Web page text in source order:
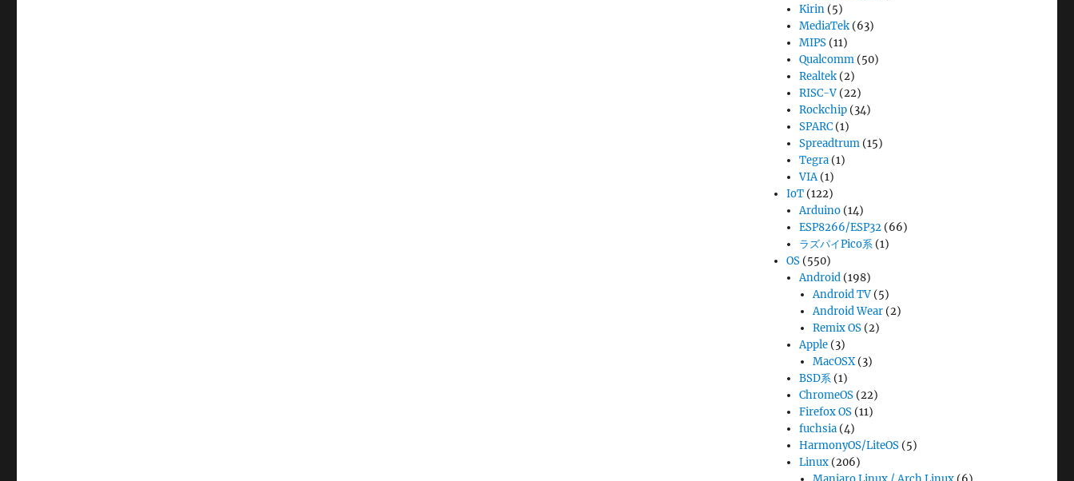
Kirin (5)
MediaTek (63)
MIPS (11)
Qualcomm (50)
Realtek (2)
RISC-V (22)
Rockchip (34)
SPARC (1)
Spreadtrum (15)
Tegra (1)
VIA(1)
IoT (122)
Arduino (14)
ESP8266/ESP32 (66)
ラズパイPico系 (1)
OS (550)
Android (198)
Android TV(5)
Android Wear(2)
Remix OS(2)
Apple (3)
MacOSX(3)
BSD系 (1)
ChromeOS (22)
Firefox OS (11)
fuchsia (4)
HarmonyOS/LiteOS (5)
Linux (206)